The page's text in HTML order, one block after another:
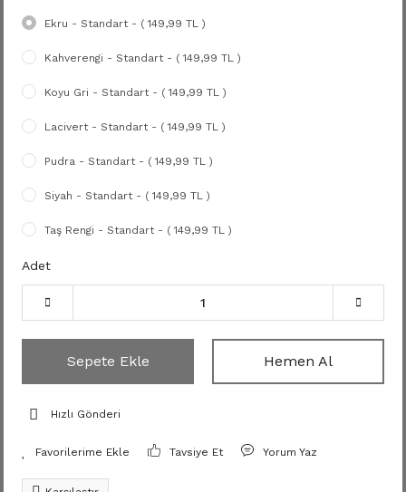
Ekru - Standart - ( 149,99 TL )
Kahverengi - Standart - ( 149,99 TL )
Koyu Gri - Standart - ( 149,99 TL )
Lacivert - Standart - ( 149,99 TL )
Pudra - Standart - ( 149,99 TL )
Siyah - Standart - ( 149,99 TL )
Taş Rengi - Standart - ( 149,99 TL )
Adet
Sepete Ekle Hemen Al
Hızlı Gönderi
Tavsiye Et Yorum Yaz